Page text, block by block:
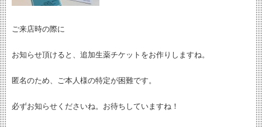
ご来店時の際に
お知らせ頂けると、追加生薬チケットをお作りしますね。
匿名のため、ご本人様の特定が困難です。
必ずお知らせくださいね。お待ちしていますね！